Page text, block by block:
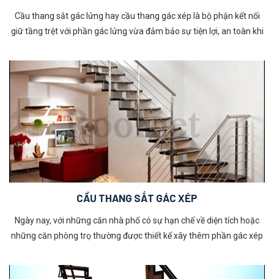
Cầu thang sắt gác lửng hay cầu thang gác xép là bộ phận kết nối
giữ tầng trệt với phần gác lửng vừa đảm bảo sự tiện lợi, an toàn khi
thiết kế nhà cấp 4 có gác lửng. Không chỉ có vai trò kết nối các
không gian mà cầu thang cũng góp phần đem đến yếu tố phong
thuỷ phù hợp dành cho mỗi gia đình. Hãy tham khảo ngay mẫu cầu
thang gác lửng dành cho nhà có không gian hẹp dưới đây để có lựa
chọn phù hợp nhất cho không gian sống của mình!
CẦU THANG SẮT GÁC XÉP
Ngày nay, với những căn nhà phố có sự hạn chế về diện tích hoặc
những căn phòng trọ thường được thiết kế xây thêm phần gác xép
xép hay là bộ phận kết nối giữ tầng trệt với phần gác lửng vừa đảm